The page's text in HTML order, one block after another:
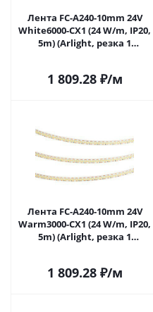
Лента FC-A240-10mm 24V
White6000-CX1 (24 W/m, IP20,
5m) (Arlight, резка 1
1 809.28₽/м
Лента FC-A240-10mm 24V
Warm3000-CX1 (24 W/m, IP20,
5m) (Arlight, резка 1
1 809.28₽/м